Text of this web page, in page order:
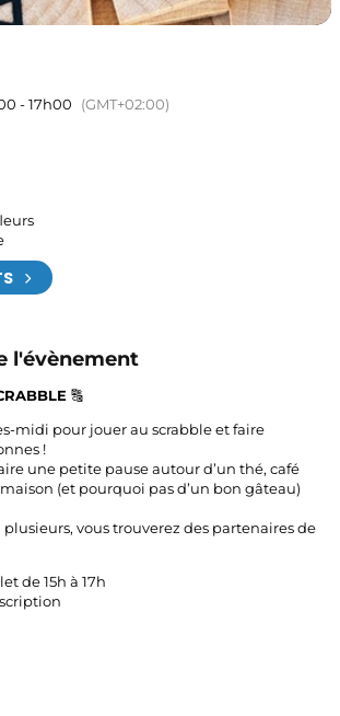
- 17h00 (GMT+02:00)
l'évènement
🔠
midi pour jouer au scrabble et faire
!
une petite pause autour d’un thé, café
(et pourquoi pas d’un bon gâteau)
plusieurs, vous trouverez des partenaires de
de 15h à 17h